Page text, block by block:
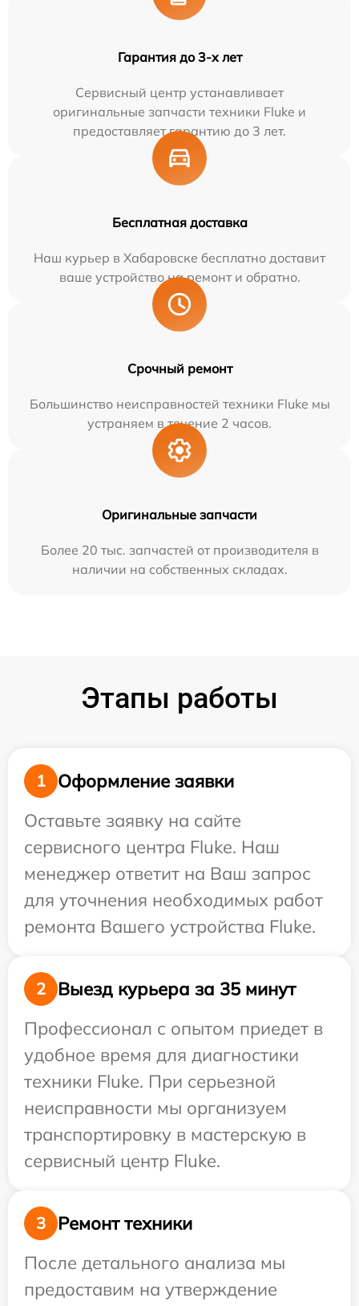
Гарантия до 3-х лет
Сервисный центр устанавливает
оригинальные запчасти техники Fluke и
предоставляет гарантию до 3 лет.
Бесплатная доставка
Наш курьер в Хабаровске бесплатно доставит
ваше устройство на ремонт и обратно.
Срочный ремонт
Большинство неисправностей техники Fluke мы
устраняем в течение 2 часов.
Оригинальные запчасти
Более 20 тыс. запчастей от производителя в
наличии на собственных складах.
Этапы работы
1
Оформление заявки
Оставьте заявку на сайте
сервисного центра Fluke. Наш
менеджер ответит на Ваш запрос
для уточнения необходимых работ
ремонта Вашего устройства Fluke.
2
Выезд курьера за 35 минут
Профессионал с опытом приедет в
удобное время для диагностики
техники Fluke. При серьезной
неисправности мы организуем
транспортировку в мастерскую в
сервисный центр Fluke.
3
Ремонт техники
После детального анализа мы
предоставим на утверждение